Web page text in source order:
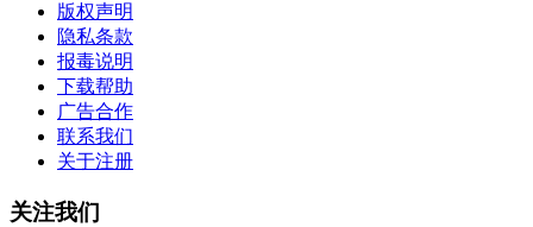
版权声明
隐私条款
报毒说明
下载帮助
广告合作
联系我们
关于注册
关注我们